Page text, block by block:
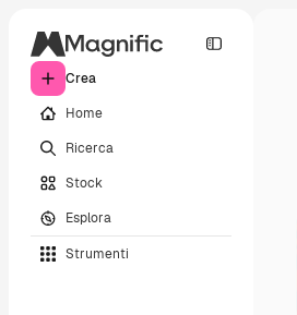
Crea
Home
Ricerca
Stock
Esplora
Strumenti